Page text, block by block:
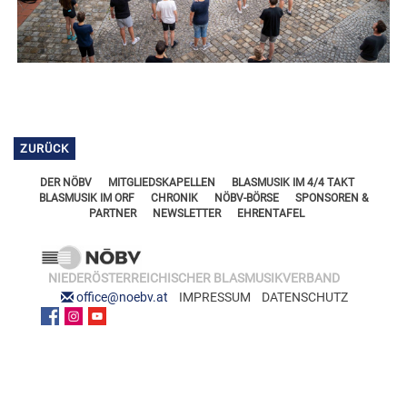
FÖRDERERNADELN
VERDIENSTKREUZE
JOSEF LEEB-MEDAILLE
BEZIRKSJUGENDREFERENTEN
BEZIRKSSTABFÜHRER
ZURÜCK
DER NÖBV MITGLIEDSKAPELLEN
BLASMUSIK IM 4/4 TAKT
BLASMUSIK IM ORF
CHRONIK NÖBV-BÖRSE
SPONSOREN &
PARTNER
NEWSLETTER EHRENTAFEL
NIEDERÖSTERREICHISCHER BLASMUSIKVERBAND
office@noebv.at
IMPRESSUM DATENSCHUTZ